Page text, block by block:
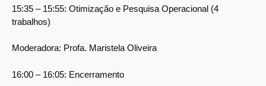
15:35 – 15:55: Otimização e Pesquisa Operacional (4
trabalhos)
Moderadora: Profa. Maristela Oliveira
16:00 – 16:05: Encerramento